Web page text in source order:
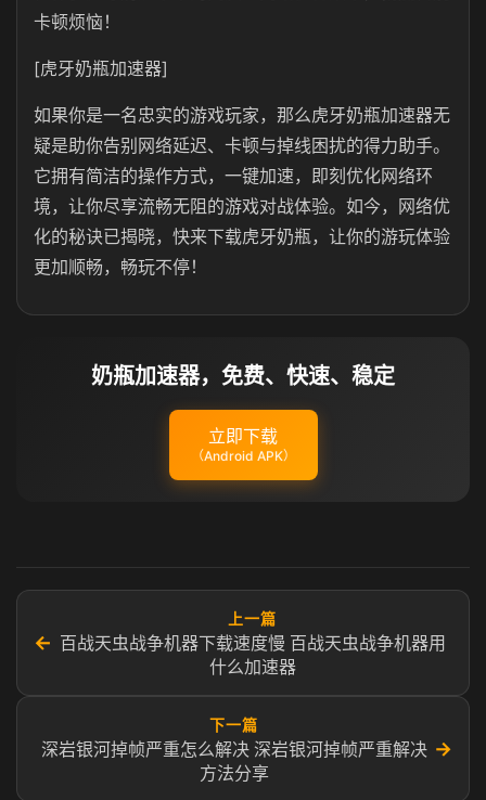
卡顿烦恼！
[虎牙奶瓶加速器]
如果你是一名忠实的游戏玩家，那么虎牙奶瓶加速器无
疑是助你告别网络延迟、卡顿与掉线困扰的得力助手。
它拥有简洁的操作方式，一键加速，即刻优化网络环
境，让你尽享流畅无阻的游戏对战体验。如今，网络优
化的秘诀已揭晓，快来下载虎牙奶瓶，让你的游玩体验
更加顺畅，畅玩不停！
奶瓶加速器，免费、快速、稳定
立即下载
（Android APK）
←
上一篇
百战天虫战争机器下载速度慢 百战天虫战争机器用
什么加速器
下一篇
深岩银河掉帧严重怎么解决 深岩银河掉帧严重解决
方法分享
→